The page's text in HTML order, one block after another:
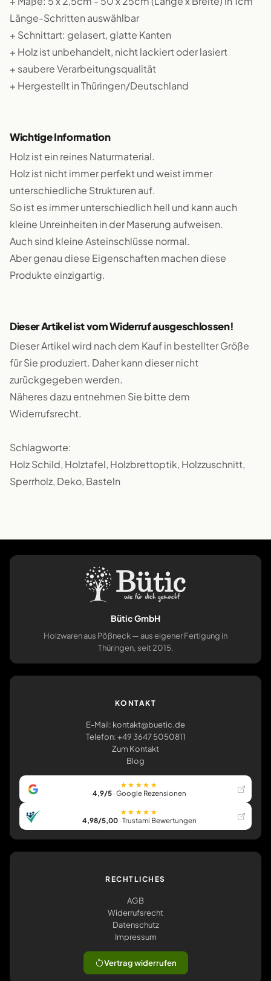
Länge-Schritten auswählbar
+ Schnittart: gelasert, glatte Kanten
+ Holz ist unbehandelt, nicht lackiert oder lasiert
+ saubere Verarbeitungsqualität
+ Hergestellt in Thüringen/Deutschland
Wichtige Information
Holz ist ein reines Naturmaterial.
Holz ist nicht immer perfekt und weist immer
unterschiedliche Strukturen auf.
So ist es immer unterschiedlich hell und kann auch
kleine Unreinheiten in der Maserung aufweisen.
Auch sind kleine Asteinschlüsse normal.
Aber genau diese Eigenschaften machen diese
Produkte einzigartig.
Dieser Artikel ist vom Widerruf ausgeschlossen!
Dieser Artikel wird nach dem Kauf in bestellter Größe
für Sie produziert. Daher kann dieser nicht
zurückgegeben werden.
Näheres dazu entnehmen Sie bitte dem
Widerrufsrecht.
Schlagworte:
Holz Schild, Holztafel, Holzbrettoptik, Holzzuschnitt,
Sperrholz, Deko, Basteln
Bütic GmbH
Holzwaren aus Pößneck — aus eigener Fertigung in
Thüringen, seit 2015.
KONTAKT
E-Mail: kontakt@buetic.de
Telefon: +49 3647 5050811
Zum Kontakt
Blog
★★★★★
4,9/5· Google Rezensionen
★★★★★
4,98/5,00· Trustami Bewertungen
RECHTLICHES
AGB
Widerrufsrecht
Datenschutz
Impressum
Vertrag widerrufen